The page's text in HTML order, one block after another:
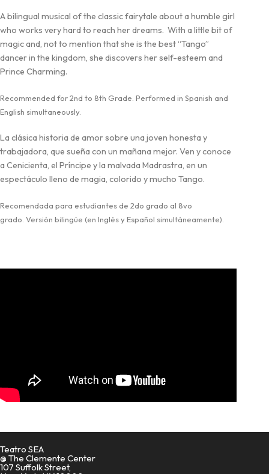
A bilingual musical of the classic fairytale about a humble girl
who works very hard to reach her dreams. With a little bit of
magic and, not to mention that she is the best “Tango”
dancer in the kingdom, she discovers her self-esteem and
Prince Charming.
Recommended for 2nd to 8th Grade. Performed in Spanish and
English simultaneously.
La clásica historia de amor sobre una joven honesta y
trabajadora, que sueña con un mañana mejor. Ven y conoce
a Cenicienta, el Príncipe y la malvada Madrastra, en un
espectáculo lleno de magia, colorido y mucho Tango.
Recomendada para estudiantes de 2do grado al 8vo
grado. Versión bilingüe (en Inglés y Español simultáneamente).
Teatro SEA
@ The Clemente Center
107 Suffolk Street,